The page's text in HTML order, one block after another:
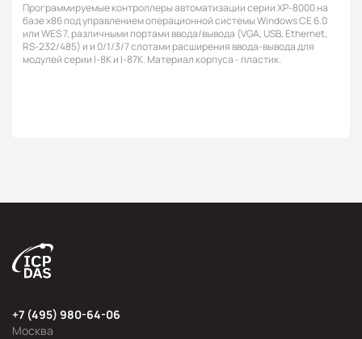
Программируемые контроллеры автоматизации серии XP-8000 на
базе x86 под управлением операционной системы Windows CE 6.0
или WES 7, различными портами ввода/вывода (VGA, USB, Ethernet,
RS-232/485) и и 0/1/3/7 слотами расширения ввода-вывода для
модулей серии I-8K и I-87K. Материал корпуса - пластик.
Москва
+7 (495) 980-64-06